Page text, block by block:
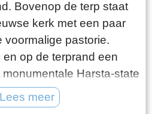
willen overnemen voor
Wellicht bij gebrek aan
van Slooten
Opgeruimd staat
gedacht, terwijl hij de
achter zich sloot!
Bovenop de terp staat
kerk met een paar
voormalige pastorie.
op de terprand een
Harsta-state
Gisteren was ik er op een
Voordeel van deze
Lees meer